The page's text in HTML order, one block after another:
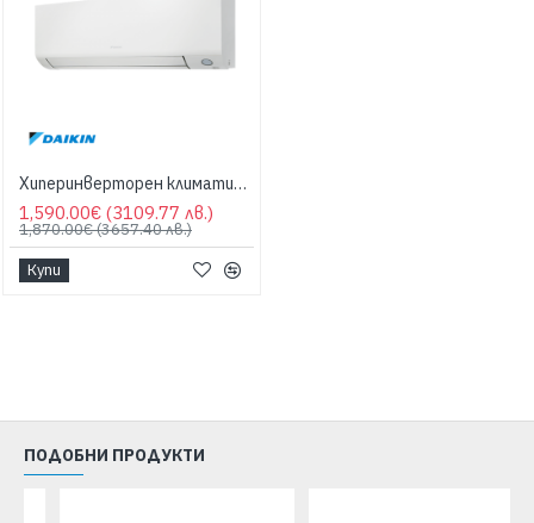
Хиперинверторен климатик Daikin FTXM35A/RXM35A Perfera, 12000 BTU, Клас A+++
1,590.00€ (3109.77 лв.)
1,870.00€(3657.40 лв.)
Купи
ПОДОБНИ ПРОДУКТИ